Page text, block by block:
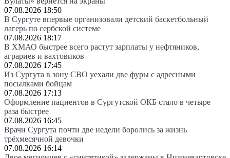
07.08.2026 18:50
В Сургуте впервые организовали детский баскетбольный
лагерь по сербской системе
07.08.2026 18:17
В ХМАО быстрее всего растут зарплаты у нефтяников,
аграриев и вахтовиков
07.08.2026 17:45
Из Сургута в зону СВО уехали две фуры с адресными
посылками бойцам
07.08.2026 17:13
Оформление пациентов в Сургутской ОКБ стало в четыре
раза быстрее
07.08.2026 16:45
Врачи Сургута почти две недели боролись за жизнь
трёхмесячной девочки
07.08.2026 16:14